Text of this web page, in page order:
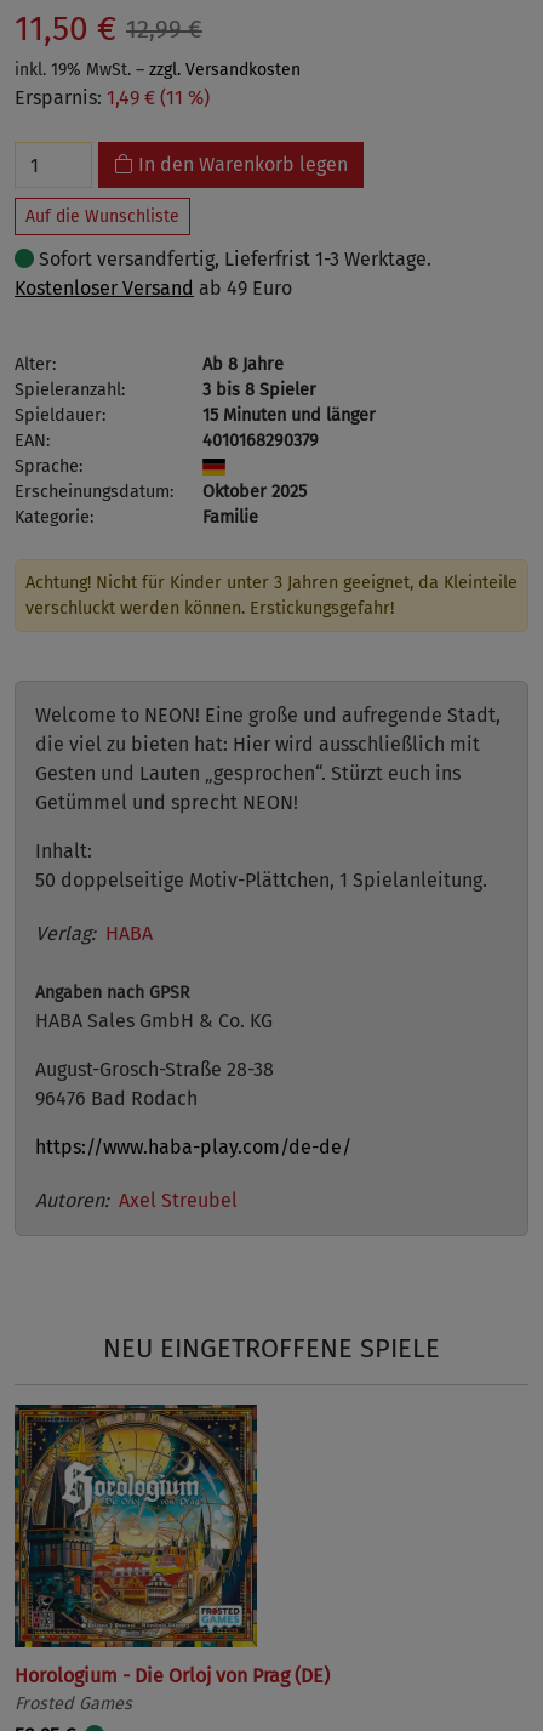
11,50 € 12,99 €
inkl. 19% MwSt. – zzgl. Versandkosten
Ersparnis: 1,49 € (11 %)
In den Warenkorb legen
Auf die Wunschliste
Sofort versandfertig, Lieferfrist 1-3 Werktage.
Kostenloser Versand ab 49 Euro
Alter:
Ab 8 Jahre
Spieleranzahl:
3 bis 8 Spieler
Spieldauer:
15 Minuten und länger
EAN:
4010168290379
Sprache:
Erscheinungsdatum:
Oktober 2025
Kategorie:
Familie
Achtung! Nicht für Kinder unter 3 Jahren geeignet, da Kleinteile
verschluckt werden können. Erstickungsgefahr!
Welcome to NEON! Eine große und aufregende Stadt,
die viel zu bieten hat: Hier wird ausschließlich mit
Gesten und Lauten „gesprochen“. Stürzt euch ins
Getümmel und sprecht NEON!
Inhalt:
50 doppelseitige Motiv-Plättchen, 1 Spielanleitung.
Verlag: HABA
Angaben nach GPSR
HABA Sales GmbH & Co. KG
August-Grosch-Straße 28-38
96476 Bad Rodach
https://www.haba-play.com/de-de/
Autoren: Axel Streubel
NEU EINGETROFFENE SPIELE
Horologium - Die Orloj von Prag (DE)
Frosted Games